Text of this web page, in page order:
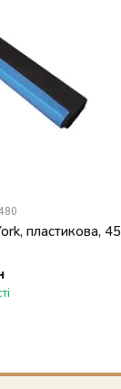
пластикова, 45